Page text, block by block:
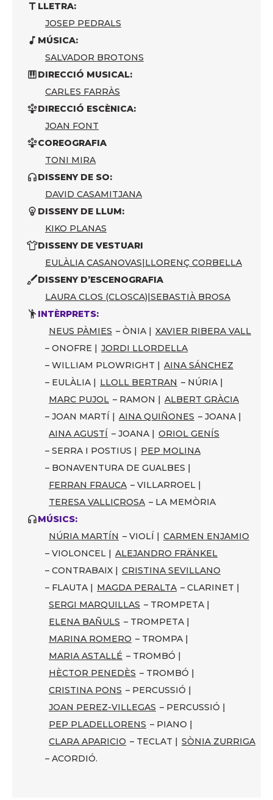
LLETRA:
JOSEP PEDRALS
MÚSICA:
SALVADOR BROTONS
DIRECCIÓ MUSICAL:
CARLES FARRÀS
DIRECCIÓ ESCÈNICA:
JOAN FONT
COREOGRAFIA
TONI MIRA
DISSENY DE SO:
DAVID CASAMITJANA
DISSENY DE LLUM:
KIKO PLANAS
DISSENY DE VESTUARI
EULÀLIA CASANOVAS|LLORENÇ CORBELLA
DISSENY D’ESCENOGRAFIA
LAURA CLOS (CLOSCA)|SEBASTIÀ BROSA
INTÈRPRETS:
NEUS PÀMIES – ÒNIA | XAVIER RIBERA VALL
– ONOFRE | JORDI LLORDELLA
– WILLIAM PLOWRIGHT | AINA SÁNCHEZ
– EULÀLIA | LLOLL BERTRAN – NÚRIA |
MARC PUJOL – RAMON | ALBERT GRÀCIA
– JOAN MARTÍ | AINA QUIÑONES – JOANA |
AINA AGUSTÍ – JOANA | ORIOL GENÍS
– SERRA I POSTIUS | PEP MOLINA
– BONAVENTURA DE GUALBES |
FERRAN FRAUCA – VILLARROEL |
TERESA VALLICROSA – LA MEMÒRIA
MÚSICS:
NÚRIA MARTÍN – VIOLÍ | CARMEN ENJAMIO
– VIOLONCEL | ALEJANDRO FRÄNKEL
– CONTRABAIX | CRISTINA SEVILLANO
– FLAUTA | MAGDA PERALTA – CLARINET |
SERGI MARQUILLAS – TROMPETA |
ELENA BAÑULS – TROMPETA |
MARINA ROMERO – TROMPA |
MARIA ASTALLÉ – TROMBÓ |
HÈCTOR PENEDÈS – TROMBÓ |
CRISTINA PONS – PERCUSSIÓ |
JOAN PEREZ-VILLEGAS – PERCUSSIÓ |
PEP PLADELLORENS – PIANO |
CLARA APARICIO – TECLAT | SÒNIA ZURRIGA
– ACORDIÓ.